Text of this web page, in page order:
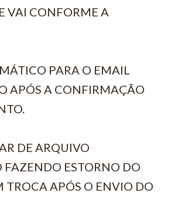
VAI CONFORME A
PARA O EMAIL
APÓS A CONFIRMAÇÃO
DE ARQUIVO
ESTORNO DO
TROCA APÓS O ENVIO DO